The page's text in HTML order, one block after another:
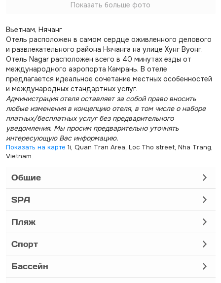
Показать больше фото
Вьетнам, Нячанг
Отель расположен в самом сердце оживленного делового
и развлекательного района Нячанга на улице Хунг Вуонг.
Отель Nagar расположен всего в 40 минутах езды от
международного аэропорта Камрань. В отеле
предлагается идеальное сочетание местных особенностей
и международных стандартных услуг.
Администрация отеля оставляет за собой право вносить
любые изменения в концепцию отеля, в том числе о наборе
платных/бесплатных услуг без предварительного
уведомления. Мы просим предварительно уточнять
интересующую Вас информацию.
Показать на карте 1i, Quan Tran Area, Loc Tho street, Nha Trang,
Vietnam.
Общие
SPA
Пляж
Спорт
Бассейн